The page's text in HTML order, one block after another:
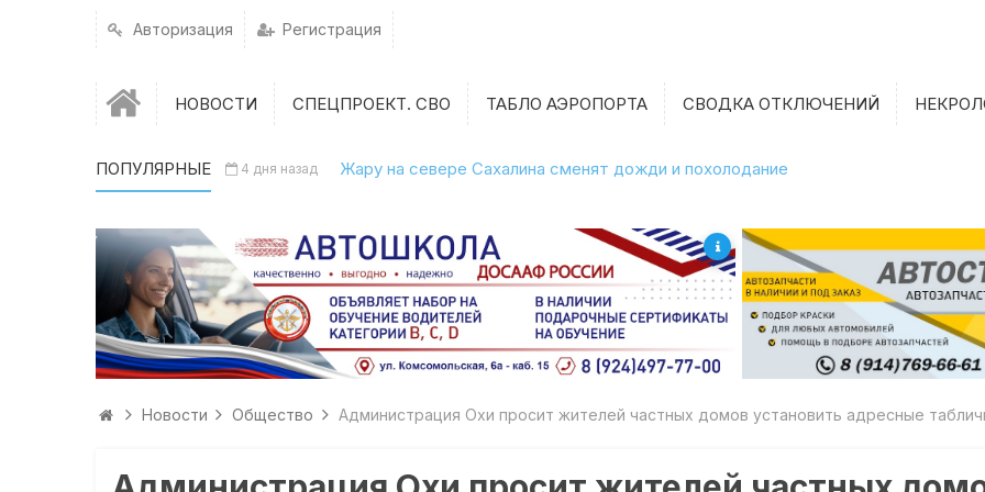
Авторизация Регистрация
НОВОСТИ СПЕЦПРОЕКТ. СВО ТАБЛО АЭРОПОРТА СВОДКА ОТКЛЮЧЕНИЙ
ПОПУЛЯРНЫЕ 4 дня назад Жару на севере Сахалина сменят дожди и похолодание
Новости Общество Администрация Охи просит жителей частных домов установить адресные